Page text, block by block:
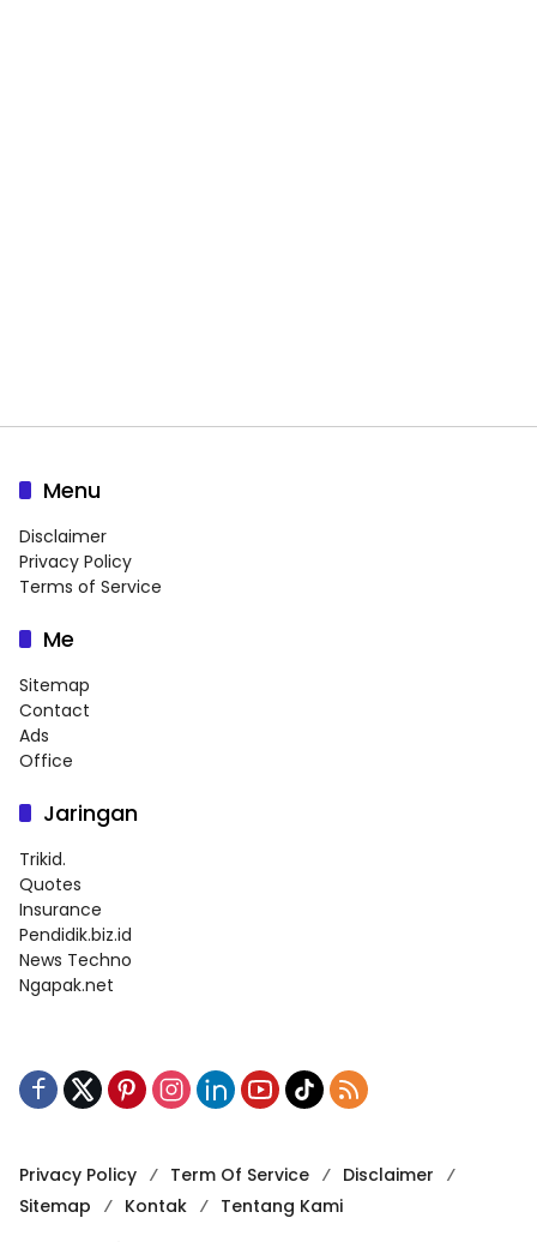
Menu
Disclaimer
Privacy Policy
Terms of Service
Me
Sitemap
Contact
Ads
Office
Jaringan
Trikid.
Quotes
Insurance
Pendidik.biz.id
News Techno
Ngapak.net
Privacy Policy Term Of Service
Disclaimer
Sitemap
Kontak
Tentang Kami